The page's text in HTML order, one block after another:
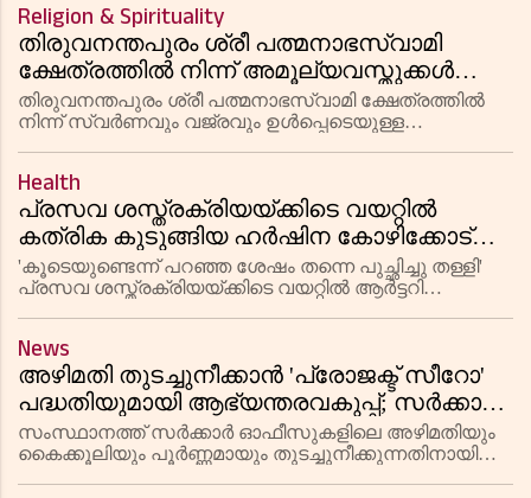
കുറഞ്ഞ്
Religion & Spirituality
തിരുവനന്തപുരം ശ്രീ പത്മനാഭസ്വാമി
ക്ഷേത്രത്തിൽ നിന്ന് അമൂല്യവസ്തുക്കൾ
കാണാതായി; വജ്രാഭരണമായ 'വൈര
നാമ'യും നഷ്ടപ്പെട്ടതായി റിപ്പോർട്ട്
തിരുവനന്തപുരം ശ്രീ പത്മനാഭസ്വാമി ക്ഷേത്രത്തിൽ
നിന്ന് സ്വർണവും വജ്രവും ഉൾപ്പെടെയുള്ള
ശ്രീകോവിലിനുള്ളിൽ സൂക്ഷിക്കുന്ന വിലമത
Health
പ്രസവ ശസ്ത്രക്രിയയ്ക്കിടെ വയറ്റിൽ
കത്രിക കുടുങ്ങിയ ഹർഷിന കോഴിക്കോട്
മെഡിക്കൽ കോളജ് ആശുപത്രിയിൽ
ജോലിയിൽ പ്രവേശിച്ചു; പിന്നാലെ
വികാരാധീനയായി മുൻ അധികാരികൾക്കുള്ള
മറുപടിയെന്ന് യുവതി
'കൂടെയുണ്ടെന്ന് പറഞ്ഞ ശേഷം തന്നെ പുച്ഛിച്ചു തള്ളി'
പ്രസവ ശസ്ത്രക്രിയയ്ക്കിടെ വയറ്റിൽ ആർട്ടറി
വർഷത്തെ പോരാട്ടത്തിനൊടുവിൽ ന
News
അഴിമതി തുടച്ചുനീക്കാൻ 'പ്രോജക്ട് സീറോ'
പദ്ധതിയുമായി ആഭ്യന്തരവകുപ്പ്; സർക്കാർ
ഓഫീസുകളിലെ കൈക്കൂലി ദൃശ്യങ്ങൾ
നൽകിയാൽ 5000 രൂപ പാരിതോഷികം
സംസ്ഥാനത്ത് സർക്കാർ ഓഫീസുകളിലെ അഴിമതിയും
കൈക്കൂലിയും പൂർണ്ണമായും തുടച്ചുനീക്കുന്നതിനായി